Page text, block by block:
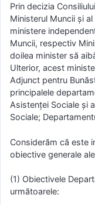
Prin decizia
Ministerul Muncii și
ministere
Muncii, respectiv
doilea minister să
Ulterior, acest
Adjunct pentru
principalele
Asistenței Sociale și
Sociale;
Considerăm că este
obiective generale
(1) Obiectivele
următoarele: